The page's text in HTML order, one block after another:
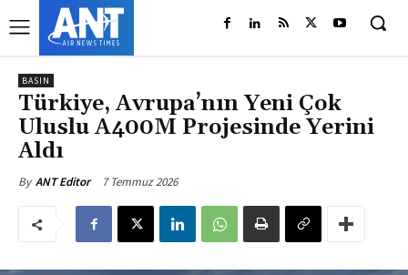
BASIN
Türkiye, Avrupa’nın Yeni Çok
Uluslu A400M Projesinde Yerini
Aldı
By ANT Editor 7 Temmuz 2026